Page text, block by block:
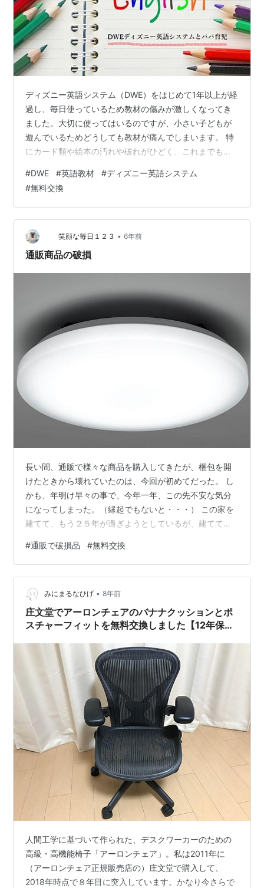
ディズニー英語システム（DWE）をはじめて1年以上が経
過し、毎日使っているため教材の傷みが激しくなってき
ました。大切に使ってはいるのですが、小さい子どもが
遊んでいるためどうしても教材が痛んでしまいます。 特
にカード類や絵本の汚れや破れがひどく、これまでもセ
んとか使ってきたのですが、子どもの一番のお気に入り
のミッキーのマジックペンの絵本は見るも無残な姿
に・・・。 修理しながら使っていると教材に愛着も湧く
のですが、さすがにボロボロ過ぎて子どもも絵本も少し
かわいそうになってきました。さらに、CDやBlu-rayも毎
日に再生しているおかげで、映像や音が…
#DWE #英語教材 #ディズニー英語システム
#無料交換
笑顔な毎日１２３ • 6年前
通販商品の破損
長い間、通販で様々な商品を購入してきたが、梱包を開
けたときから壊れていたのは、今回が初めてだった。 し
かも、年明け早々の事で、今年一年、この先不安な気分
になってしまった。（縁起でもないと・・・） この家を
建てて、もう２５年が過ぎようとしているが、建てて１
たが、それほどの使用頻度がなかったからか、数少ない
建築当初からの製品が、今回交換しようとしていたシー
リングライトである。 シーリングライト購入 数年前か
ら、そろそろ寿命かなと思っていたが、蛍光管を替えて
も基盤自体がだめになったみたいで、とうとう年末にほ
とんど点灯しなくなってしまっていた。 蛍光管…
#通販で破損品 #無料交換
みにまるなひげ • 8年前
庄文堂でアーロンチェアのバナナクッションとポ
スチャーフィットを無料交換しました【12年保
人間工学に基づいて作られた、デスクワーカーのための
高級・高機能椅子「アーロンチェア」。私は2011年に
（アーロンチェア正規販売店の）庄文堂で購入して、
2018年時点で８年目に突入しています。かなり今さらで